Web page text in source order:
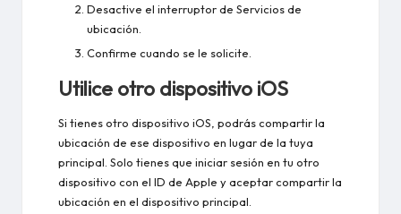
Desactive el interruptor de Servicios de
ubicación.
Confirme cuando se le solicite.
Utilice otro dispositivo iOS
Si tienes otro dispositivo iOS, podrás compartir la
ubicación de ese dispositivo en lugar de la tuya
principal. Solo tienes que iniciar sesión en tu otro
dispositivo con el ID de Apple y aceptar compartir la
ubicación en el dispositivo principal.